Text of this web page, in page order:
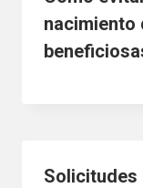
nacimiento
Solicitudes